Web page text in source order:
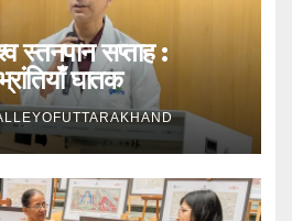
स्तनपान सप्ताह :
घातक